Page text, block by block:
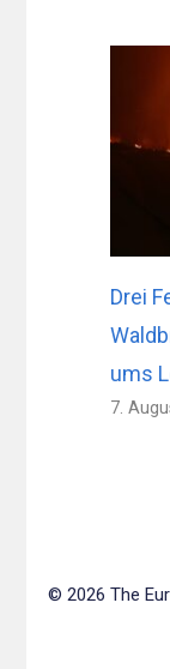
Drei
ums
7.
© 2026 The